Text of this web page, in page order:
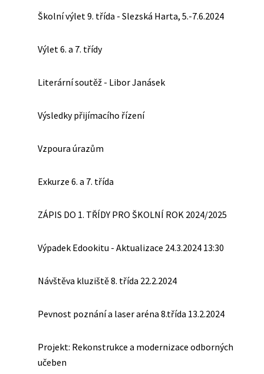
Školní výlet 9. třída - Slezská Harta, 5.-7.6.2024
Výlet 6. a 7. třídy
Literární soutěž - Libor Janásek
Výsledky přijímacího řízení
Vzpoura úrazům
Exkurze 6. a 7. třída
ZÁPIS DO 1. TŘÍDY PRO ŠKOLNÍ ROK 2024/2025
Výpadek Edookitu - Aktualizace 24.3.2024 13:30
Návštěva kluziště 8. třída 22.2.2024
Pevnost poznání a laser aréna 8.třída 13.2.2024
Projekt: Rekonstrukce a modernizace odborných
učeben